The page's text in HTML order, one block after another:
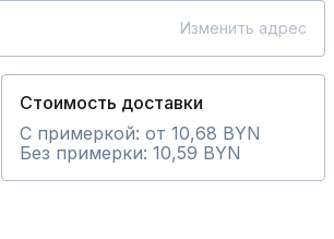
Изменить адрес
Стоимость доставки
С примеркой: от 10,68 BYN
Без примерки: 10,59 BYN